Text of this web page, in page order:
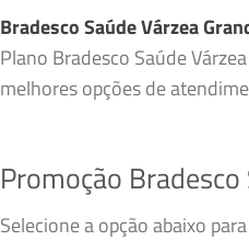
Bradesco Saúde Várzea
Plano Bradesco Saúde
melhores opções de
Promoção
Selecione a opção abaixo